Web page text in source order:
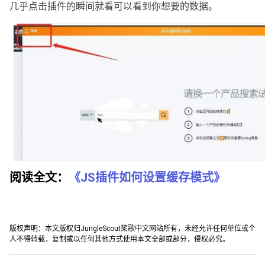
几乎点击插件的瞬间就看可以看到你想要的数据。
阅读全文： 《JS插件如何设置缓存模式》
版权声明：本文版权归JungleScout桨歌中文网站所有，未经允许任何单位或个
人不得转载，复制或以任何其他方式使用本文全部或部分，侵权必究。